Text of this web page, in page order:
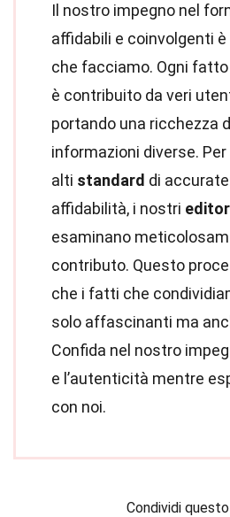
Il nostro impegno nel
affidabili e coinvolgenti
che facciamo. Ogni
è contribuito da veri
portando una ricchezza
informazioni diverse.
alti standard di
affidabilità, i nostri
esaminano
contributo. Questo
che i fatti che
solo affascinanti ma
Confida nel nostro
e l’autenticità mentre
con noi.
Condividi